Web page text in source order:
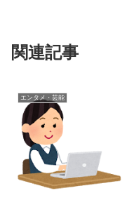
関連記事
エンタメ・芸能